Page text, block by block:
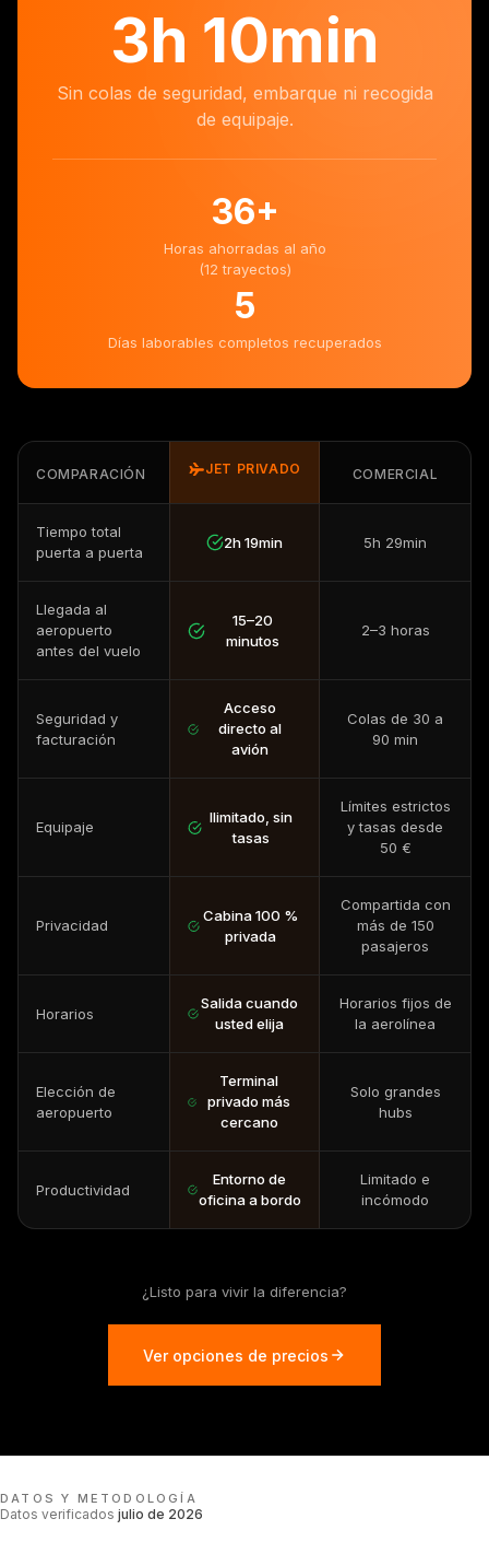
3h 10min
Sin colas de seguridad, embarque ni recogida
de equipaje.
36+
Horas ahorradas al año
(12 trayectos)
5
Días laborables completos recuperados
COMPARACIÓN JET PRIVADO COMERCIAL
Tiempo total
puerta a puerta
2h 19min 5h 29min
Llegada al
aeropuerto
antes del vuelo
15–20
minutos
2–3 horas
Seguridad y
facturación
Acceso
directo al
avión
Colas de 30 a
90 min
Equipaje
Ilimitado, sin
tasas
Límites estrictos
y tasas desde
50 €
Privacidad
Cabina 100 %
privada
Compartida con
más de 150
pasajeros
Horarios
Salida cuando
usted elija
Horarios fijos de
la aerolínea
Elección de
aeropuerto
Terminal
privado más
cercano
Solo grandes
hubs
Productividad
Entorno de
oficina a bordo
Limitado e
incómodo
¿Listo para vivir la diferencia?
Ver opciones de precios
DATOS Y METODOLOGÍA
Datos verificados julio de 2026